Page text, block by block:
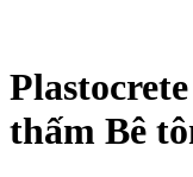
thấm Bê